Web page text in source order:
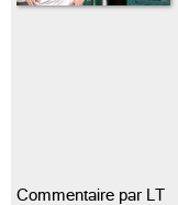
Commentaire par LT